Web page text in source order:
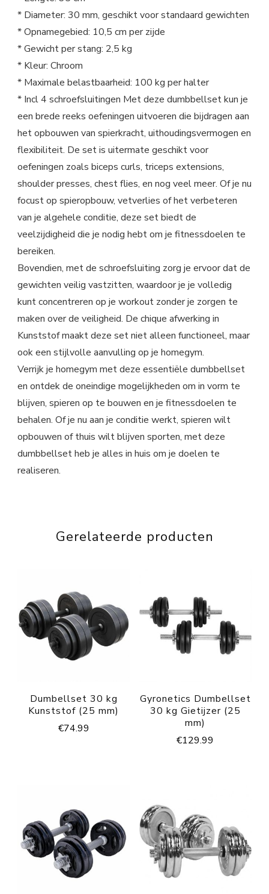
* Diameter: 30 mm, geschikt voor standaard gewichten
* Opnamegebied: 10,5 cm per zijde
* Gewicht per stang: 2,5 kg
* Kleur: Chroom
* Maximale belastbaarheid: 100 kg per halter
* Incl 4 schroefsluitingen Met deze dumbbellset kun je
een brede reeks oefeningen uitvoeren die bijdragen aan
het opbouwen van spierkracht, uithoudingsvermogen en
flexibiliteit. De set is uitermate geschikt voor
oefeningen zoals biceps curls, triceps extensions,
shoulder presses, chest flies, en nog veel meer. Of je nu
focust op spieropbouw, vetverlies of het verbeteren
van je algehele conditie, deze set biedt de
veelzijdigheid die je nodig hebt om je fitnessdoelen te
bereiken.
Bovendien, met de schroefsluiting zorg je ervoor dat de
gewichten veilig vastzitten, waardoor je je volledig
kunt concentreren op je workout zonder je zorgen te
maken over de veiligheid. De chique afwerking in
Kunststof maakt deze set niet alleen functioneel, maar
ook een stijlvolle aanvulling op je homegym.
Verrijk je homegym met deze essentiële dumbbellset
en ontdek de oneindige mogelijkheden om in vorm te
blijven, spieren op te bouwen en je fitnessdoelen te
behalen. Of je nu aan je conditie werkt, spieren wilt
opbouwen of thuis wilt blijven sporten, met deze
dumbbellset heb je alles in huis om je doelen te
realiseren.
Gerelateerde producten
Dumbellset 30 kg
Kunststof (25 mm)
€74.99
Gyronetics Dumbellset
30 kg Gietijzer (25
mm)
€129.99